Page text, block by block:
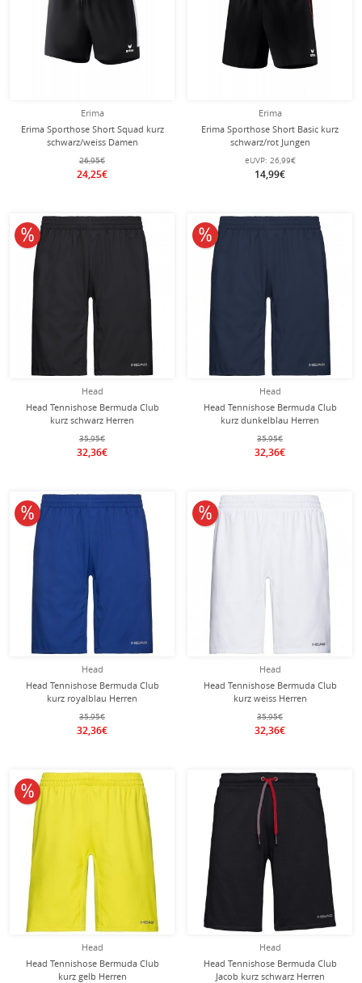
Erima
Erima Sporthose Short Squad kurz
schwarz/weiss Damen
26,95€
24,25€
Erima
Erima Sporthose Short Basic kurz
schwarz/rot Jungen
eUVP: 26,99€
14,99€
Head
Head Tennishose Bermuda Club
kurz schwarz Herren
35,95€
32,36€
10% reduziert
Head
Head Tennishose Bermuda Club
kurz dunkelblau Herren
35,95€
32,36€
10% reduziert
Head
Head Tennishose Bermuda Club
kurz royalblau Herren
35,95€
32,36€
10% reduziert
Head
Head Tennishose Bermuda Club
kurz weiss Herren
35,95€
32,36€
10% reduziert
Head
Head Tennishose Bermuda Club
kurz gelb Herren
10% reduziert
Head
Head Tennishose Bermuda Club
Jacob kurz schwarz Herren